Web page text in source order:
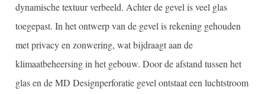
dynamische textuur verbeeld. Achter de gevel is veel glas
toegepast. In het ontwerp van de gevel is rekening gehouden
met privacy en zonwering, wat bijdraagt aan de
klimaatbeheersing in het gebouw. Door de afstand tussen het
glas en de MD Designperforatie gevel ontstaat een luchtstroom